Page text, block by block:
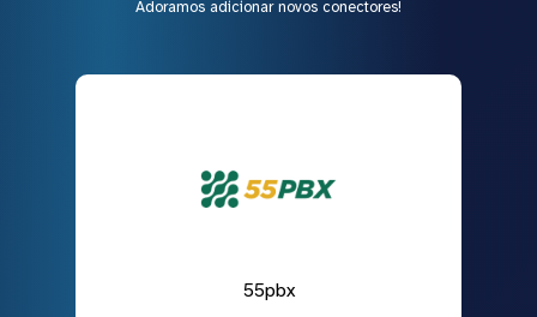
Adoramos adicionar novos conectores!
55pbx